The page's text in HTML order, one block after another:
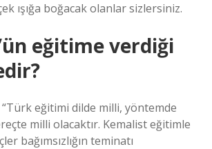
ışığa boğacak olanlar sizlersiniz.
eğitime verdiği
eğitimi dilde milli, yöntemde
milli olacaktır. Kemalist eğitimle
bağımsızlığın teminatı